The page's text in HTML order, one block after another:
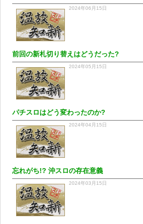
2024年06月15日
前回の新札切り替えはどうだった?
2024年05月15日
パチスロはどう変わったのか?
2024年04月15日
忘れがち!? 沖スロの存在意義
2024年03月15日